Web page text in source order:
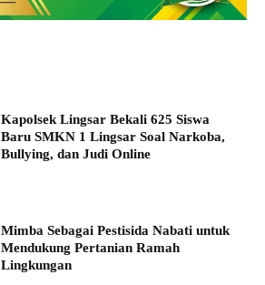
Kapolsek Lingsar Bekali 625 Siswa
Baru SMKN 1 Lingsar Soal Narkoba,
Bullying, dan Judi Online
Mimba Sebagai Pestisida Nabati untuk
Mendukung Pertanian Ramah
Lingkungan